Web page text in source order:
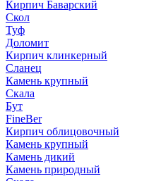
Кирпич Баварский
Скол
Туф
Доломит
Кирпич клинкерный
Сланец
Камень крупный
Скала
Бут
FineBer
Кирпич облицовочный
Камень крупный
Камень дикий
Камень природный